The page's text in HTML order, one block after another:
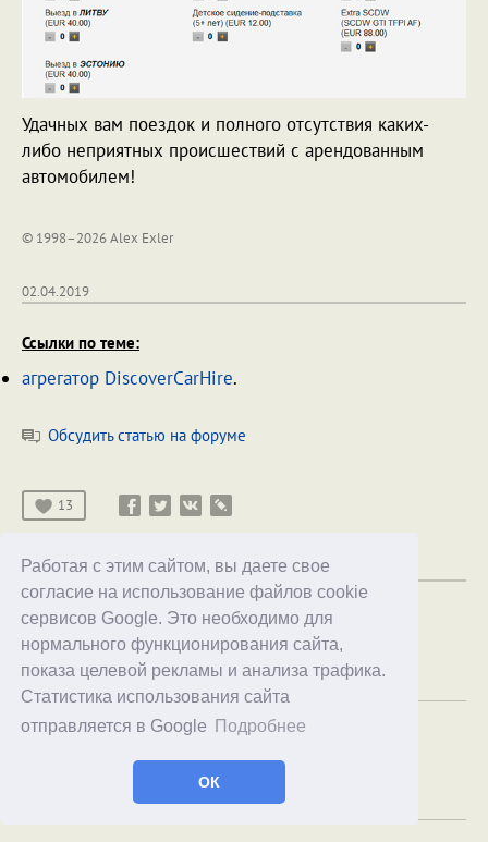
Работая с этим сайтом, вы даете свое
согласие на использование файлов cookie
сервисов Google. Это необходимо для
нормального функционирования сайта,
показа целевой рекламы и анализа трафика.
Статистика использования сайта
отправляется в Google
Подробнее
ОК
Удачных вам поездок и полного отсутствия каких-
либо неприятных происшествий с арендованным
автомобилем!
© 1998–2026 Alex Exler
02.04.2019
Ссылки по теме:
агрегатор DiscoverСarHire.
Обсудить статью на форуме
13
Назад Вперед
Комментарии63
Ответы